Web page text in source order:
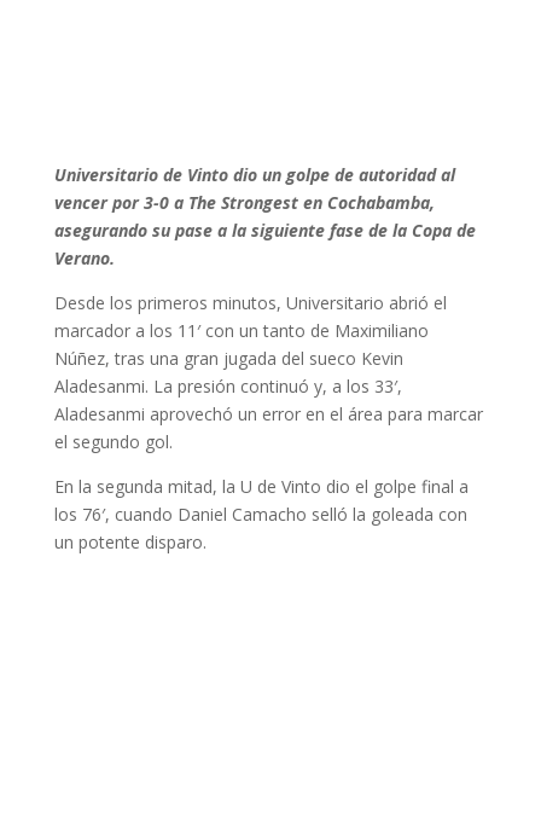
Universitario de Vinto dio un golpe de autoridad al
vencer por 3-0 a The Strongest en Cochabamba,
asegurando su pase a la siguiente fase de la Copa de
Verano.
Desde los primeros minutos, Universitario abrió el
marcador a los 11′ con un tanto de Maximiliano
Núñez, tras una gran jugada del sueco Kevin
Aladesanmi. La presión continuó y, a los 33′,
Aladesanmi aprovechó un error en el área para marcar
el segundo gol.
En la segunda mitad, la U de Vinto dio el golpe final a
los 76′, cuando Daniel Camacho selló la goleada con
un potente disparo.